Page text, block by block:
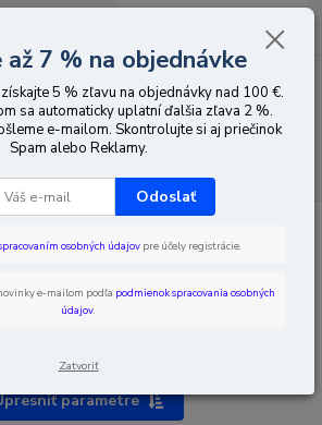
Menu
0,00 EUR
parametre
7 % na objednávke
5 % zľavu na objednávky nad 100 €.
sa automaticky uplatní ďalšia zľava 2 %.
e-mailom. Skontrolujte si aj priečinok
Spam alebo Reklamy.
Odoslať
osobných údajov pre účely registrácie.
e-mailom podľa podmienok spracovania osobných
údajov.
Zatvoriť